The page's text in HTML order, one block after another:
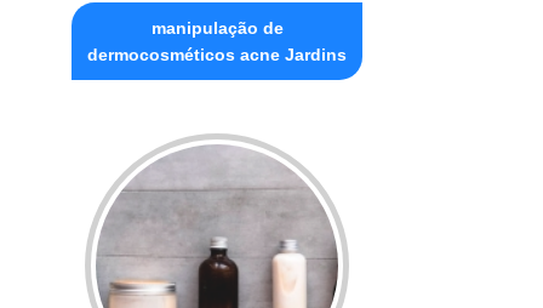
manipulação de
dermocosméticos acne Jardins